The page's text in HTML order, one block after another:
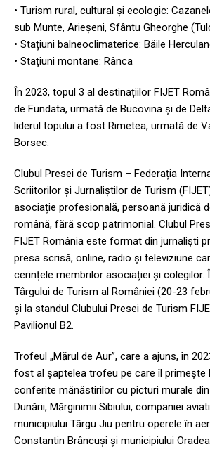
• Turism rural, cultural și ecologic:
sub Munte, Arieșeni, Sfântu Gheorghe
• Stațiuni balneoclimaterice: Băile
• Stațiuni montane: Rânca
În 2023, topul 3 al destinațiilor FIJET
de Fundata, urmată de Bucovina și de
liderul topului a fost Rimetea, urmată de
Borsec.
Clubul Presei de Turism – Federația
Scriitorilor și Jurnaliștilor de Turism
asociație profesională, persoană juridică
română, fără scop patrimonial. Clubul
FIJET România este format din jurnaliști
presa scrisă, online, radio și televiziune
cerințele membrilor asociației și colegilor.
Târgului de Turism al României (20-23
și la standul Clubului Presei de Turism
Pavilionul B2.
Trofeul „Mărul de Aur”, care a ajuns, în
fost al șaptelea trofeu pe care îl primeşte
conferite mănăstirilor cu picturi murale
Dunării, Mărginimii Sibiului, companiei
municipiului Târgu Jiu pentru operele în
Constantin Brâncuşi și municipiului